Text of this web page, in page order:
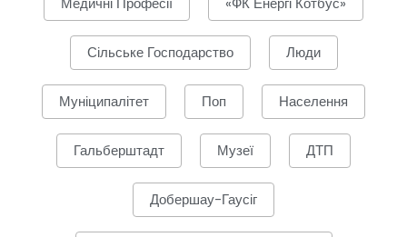
Сільське Господарство Люди
Муніципалітет Поп Населення
Гальберштадт Музеї ДТП
Добершау-Гаусіг